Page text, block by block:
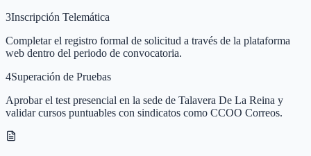
3Inscripción Telemática
Completar el registro formal de solicitud a través de la plataforma
web dentro del periodo de convocatoria.
4Superación de Pruebas
Aprobar el test presencial en la sede de Talavera De La Reina y
validar cursos puntuables con sindicatos como CCOO Correos.